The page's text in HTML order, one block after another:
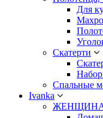
Для
Скатерти
Спальные
Ivanka